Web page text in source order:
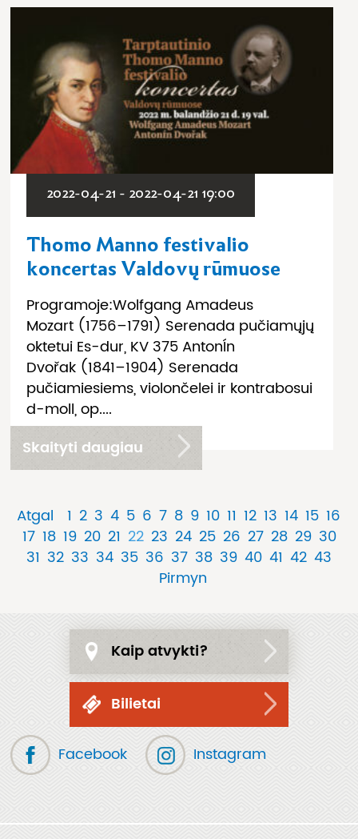
2022-04-21 - 2022-04-21 19:00
Thomo Manno festivalio
koncertas Valdovų rūmuose
Programoje:Wolfgang Amadeus
Mozart (1756–1791) Serenada pučiamųjų
oktetui Es-dur, KV 375 AntonÍn
Dvořak (1841–1904) Serenada
pučiamiesiems, violončelei ir kontrabosui
d-moll, op....
Skaityti daugiau
Atgal 1 2 3 4 5 6 7 8 9 10 11 12 13 14 15 16
17 18 19 20 21 22 23 24 25 26 27 28 29 30
31 32 33 34 35 36 37 38 39 40 41 42 43
Pirmyn
Kaip atvykti?
Bilietai
Facebook Instagram